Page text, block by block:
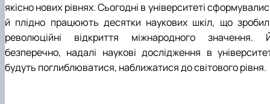
якісно нових рівнях. Сьогодні в університеті
й плідно працюють десятки наукових шкіл, що
революційні відкриття міжнародного значення.
безперечно, надалі наукові дослідження в
будуть поглиблюватися, наближатися до світового рівня.